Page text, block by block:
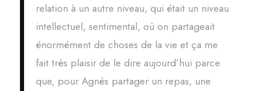
relation à un autre niveau, qui était un niveau
intellectuel, sentimental, où on partageait
énormément de choses de la vie et ça me
fait très plaisir de le dire aujourd’hui parce
que, pour Agnès partager un repas, une